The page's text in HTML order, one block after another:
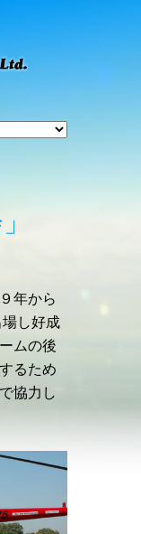
年から
し好成
ムの後
るため
協力し